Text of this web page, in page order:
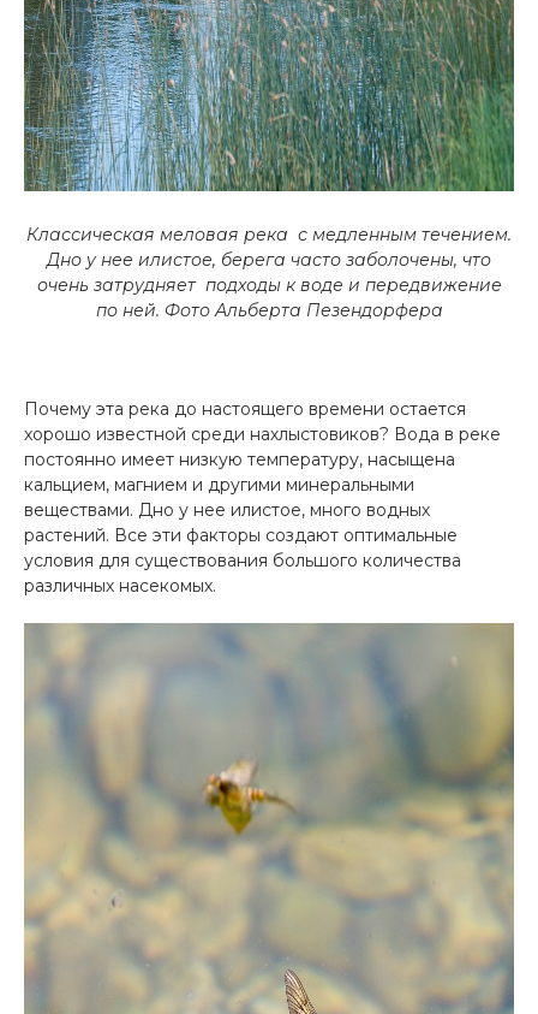
Классическая меловая река с медленным течением.
Дно у нее илистое, берега часто заболочены, что
очень затрудняет подходы к воде и передвижение
по ней. Фото Альберта Пезендорфера
Почему эта река до настоящего времени остается
хорошо известной среди нахлыстовиков? Вода в реке
постоянно имеет низкую температуру, насыщена
кальцием, магнием и другими минеральными
веществами. Дно у нее илистое, много водных
растений. Все эти факторы создают оптимальные
условия для существования большого количества
различных насекомых.